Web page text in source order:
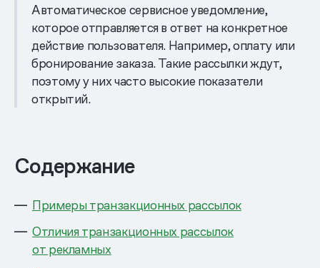
Автоматическое сервисное уведомление,
которое отправляется в ответ на конкретное
действие пользователя. Например, оплату или
бронирование заказа. Такие рассылки ждут,
поэтому у них часто высокие показатели
открытий.
Содержание
Примеры транзакционных рассылок
Отличия транзакционных рассылок
от рекламных